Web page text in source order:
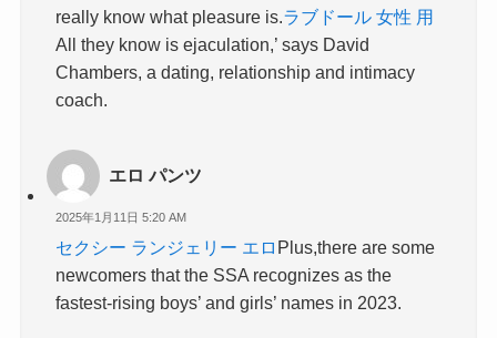
really know what pleasure is. ラブドール 女性 用
All they know is ejaculation,’ says David
Chambers, a dating, relationship and intimacy
coach.
エロ パンツ
2025年1月11日 5:20 AM
セクシー ランジェリー エロ Plus,there are some
newcomers that the SSA recognizes as the
fastest-rising boys’ and girls’ names in 2023.